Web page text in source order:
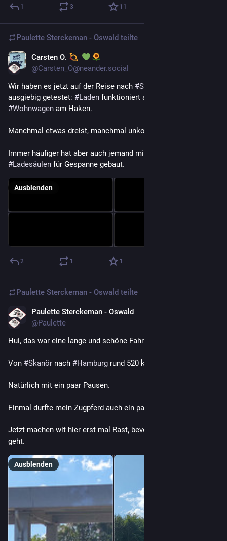
1 3 11
Paulette Sterckeman - Oswald teilte
Carsten O.
@Carsten_O@neander.social
Wir haben es jetzt auf der Reise nach #Schweden
ausgiebig getestet: #Laden
#Wohnwagen am Haken.
Manchmal etwas dreist, manchmal unkonventionell.
#Ladesäulen für Gespanne gebaut.
Ausblenden
2 1 1
Paulette Sterckeman - Oswald teilte
Paulette Sterckeman - Oswald
@Paulette
Hui, das war eine lange und schöne Fahrt.
Von #Skanör nach #Hamburg rund 520 km in 7 Stunden.
Natürlich mit ein paar Pausen.
Einmal durfte mein Zugpferd auch ein paar Kilowatt laden.
Jetzt machen wit hier erst mal Rast, bevor es nach Hause
geht.
Ausblenden